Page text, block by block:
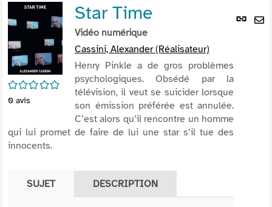
Lien
/5
0 avis
Star Time
Vidéo numérique
Cassini, Alexander (Réalisateur)
Henry Pinkle a de gros problèmes
psychologiques. Obsédé par la
télévision, il veut se suicider lorsque
son émission préférée est annulée.
C’est alors qu’il rencontre un homme
qui lui promet de faire de lui une star s’il tue des
innocents.
SUJET DESCRIPTION